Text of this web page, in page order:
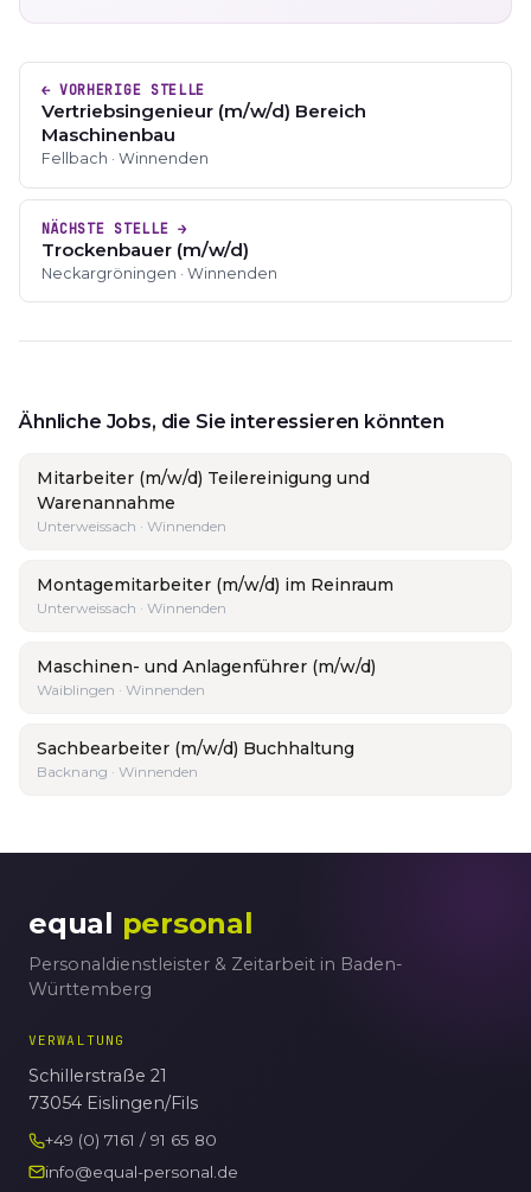
← VORHERIGE STELLE
Vertriebsingenieur (m/w/d) Bereich
Maschinenbau
Fellbach · Winnenden
NÄCHSTE STELLE →
Trockenbauer (m/w/d)
Neckargröningen · Winnenden
Ähnliche Jobs, die Sie interessieren könnten
Mitarbeiter (m/w/d) Teilereinigung und
Warenannahme
Unterweissach · Winnenden
Montagemitarbeiter (m/w/d) im Reinraum
Unterweissach · Winnenden
Maschinen- und Anlagenführer (m/w/d)
Waiblingen · Winnenden
Sachbearbeiter (m/w/d) Buchhaltung
Backnang · Winnenden
equal personal
Personaldienstleister & Zeitarbeit in Baden-
Württemberg
VERWALTUNG
Schillerstraße 21
73054 Eislingen/Fils
+49 (0) 7161 / 91 65 80
info@equal-personal.de